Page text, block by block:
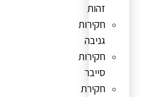
זהות
חקירות
גניבה
חקירות
סייבר
חקירת